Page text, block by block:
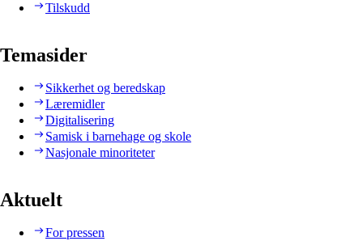
Tilskudd
Temasider
Sikkerhet og beredskap
Læremidler
Digitalisering
Samisk i barnehage og skole
Nasjonale minoriteter
Aktuelt
For pressen